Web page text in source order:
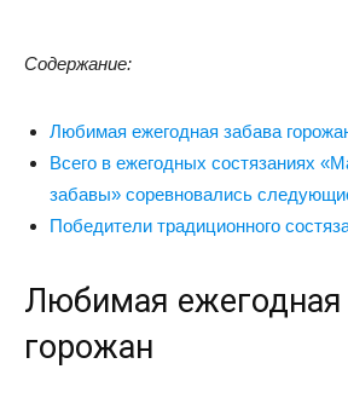
Содержание:
Любимая ежегодная забава
Всего в ежегодных состязаниях
забавы» соревновались
Победители традиционного
Любимая ежегодная
горожан